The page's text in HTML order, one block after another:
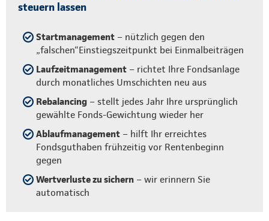
steuern lassen
Startmanagement – nützlich gegen den
„falschen“Einstiegszeitpunkt bei Einmalbeiträgen
Laufzeitmanagement – richtet Ihre Fondsanlage
durch monatliches Umschichten neu aus
Rebalancing – stellt jedes Jahr Ihre ursprünglich
gewählte Fonds-Gewichtung wieder her
Ablaufmanagement – hilft Ihr erreichtes
Fondsguthaben frühzeitig vor Rentenbeginn
gegen
Wertverluste zu sichern – wir erinnern Sie
automatisch